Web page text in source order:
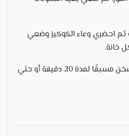
15 دقيقة ثم احضري وعاء الكوكيز وضعي
خانة.
. اخبزيها في الفرن المسخن مسبقًا لمدة 20 دقيقة أو حتي